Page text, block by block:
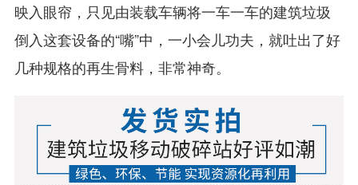
映入眼帘，只见由装载车辆将一车一车的建筑垃圾
倒入这套设备的“嘴”中，一小会儿功夫，就吐出了好
几种规格的再生骨料，非常神奇。